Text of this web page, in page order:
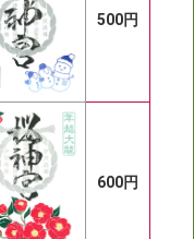
500円
600円